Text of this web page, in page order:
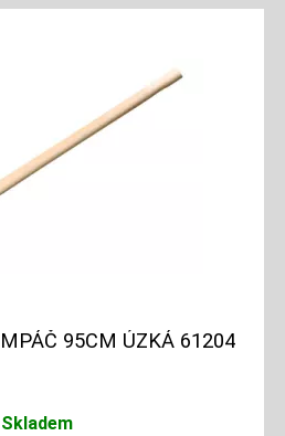
95CM ÚZKÁ 61204
Skladem